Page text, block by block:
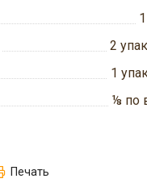
1
2
1
⅛ по
Печать